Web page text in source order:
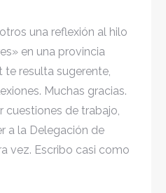
una reflexión al hilo
en una provincia
resulta sugerente,
Muchas gracias.
cuestiones de trabajo,
a la Delegación de
vez. Escribo casi como